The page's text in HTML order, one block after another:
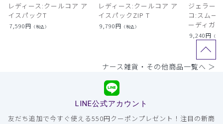
レディース:クールコア ア
イスパックT
7,590円 （税込）
レディース:クールコア ア
イスパックZIP T
9,790円 （税込）
ジェラー
コ:スムー
ーディガン
9,240円 （税
ナース雑貨・その他商品一覧へ ＞
LINE公式アカウント
友だち追加で今すぐ使える550円クーポンプレゼント！注目の新商